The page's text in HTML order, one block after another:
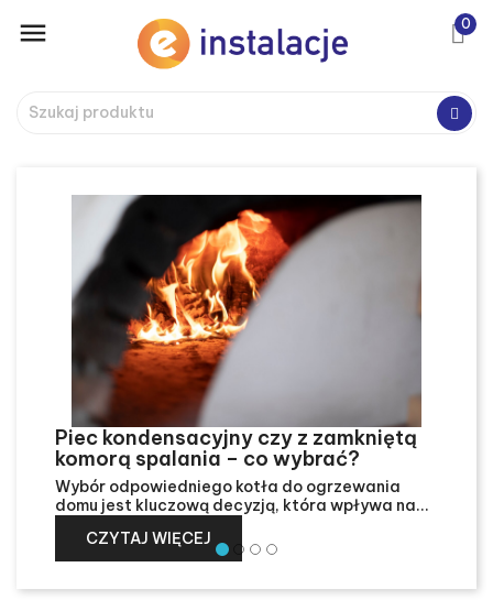
 0
Piec kondensacyjny czy z zamkniętą
komorą spalania – co wybrać?
Wybór odpowiedniego kotła do ogrzewania
domu jest kluczową decyzją, która wpływa na...
CZYTAJ WIĘCEJ